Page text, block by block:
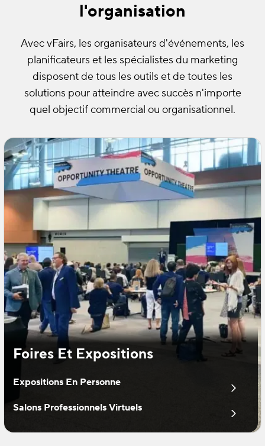
l'organisation
Avec vFairs, les organisateurs d'événements, les
planificateurs et les spécialistes du marketing
disposent de tous les outils et de toutes les
solutions pour atteindre avec succès n'importe
quel objectif commercial ou organisationnel.
Foires Et Expositions
Expositions En Personne
Salons Professionnels Virtuels